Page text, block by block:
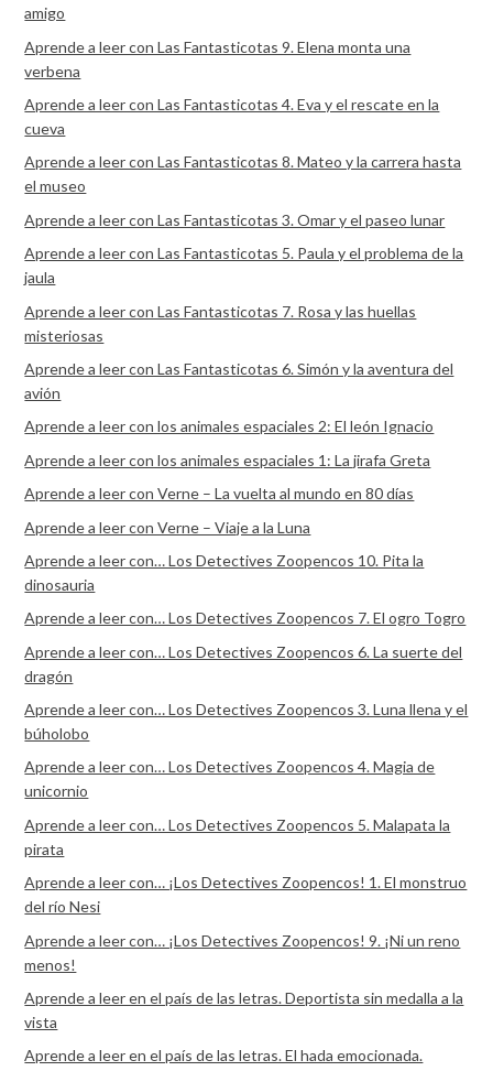
amigo
Aprende a leer con Las Fantasticotas 9. Elena monta una
verbena
Aprende a leer con Las Fantasticotas 4. Eva y el rescate en la
cueva
Aprende a leer con Las Fantasticotas 8. Mateo y la carrera hasta
el museo
Aprende a leer con Las Fantasticotas 3. Omar y el paseo lunar
Aprende a leer con Las Fantasticotas 5. Paula y el problema de la
jaula
Aprende a leer con Las Fantasticotas 7. Rosa y las huellas
misteriosas
Aprende a leer con Las Fantasticotas 6. Simón y la aventura del
avión
Aprende a leer con los animales espaciales 2: El león Ignacio
Aprende a leer con los animales espaciales 1: La jirafa Greta
Aprende a leer con Verne – La vuelta al mundo en 80 días
Aprende a leer con Verne – Viaje a la Luna
Aprende a leer con… Los Detectives Zoopencos 10. Pita la
dinosauria
Aprende a leer con… Los Detectives Zoopencos 7. El ogro Togro
Aprende a leer con… Los Detectives Zoopencos 6. La suerte del
dragón
Aprende a leer con… Los Detectives Zoopencos 3. Luna llena y el
búholobo
Aprende a leer con… Los Detectives Zoopencos 4. Magia de
unicornio
Aprende a leer con… Los Detectives Zoopencos 5. Malapata la
pirata
Aprende a leer con… ¡Los Detectives Zoopencos! 1. El monstruo
del río Nesi
Aprende a leer con… ¡Los Detectives Zoopencos! 9. ¡Ni un reno
menos!
Aprende a leer en el país de las letras. Deportista sin medalla a la
vista
Aprende a leer en el país de las letras. El hada emocionada.